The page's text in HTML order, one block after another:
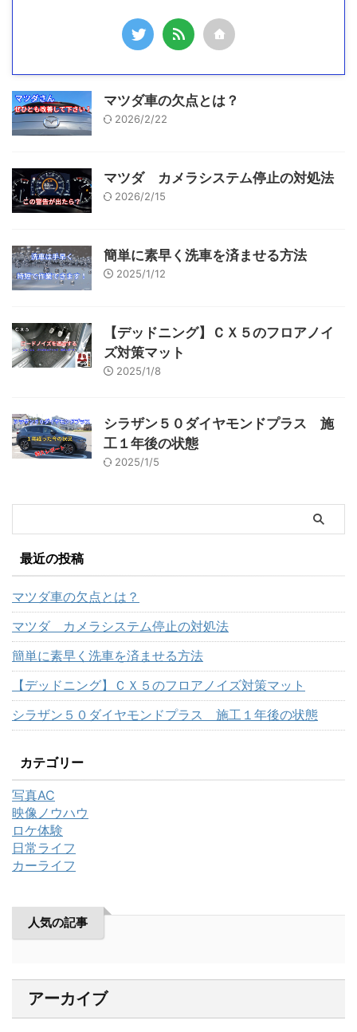
マツダ車の欠点とは？
2026/2/22
マツダ カメラシステム停止の対処法
2026/2/15
簡単に素早く洗車を済ませる方法
2025/1/12
【デッドニング】ＣＸ５のフロアノイ
ズ対策マット
2025/1/8
シラザン５０ダイヤモンドプラス 施
工１年後の状態
2025/1/5
最近の投稿
マツダ車の欠点とは？
マツダ カメラシステム停止の対処法
簡単に素早く洗車を済ませる方法
【デッドニング】ＣＸ５のフロアノイズ対策マット
シラザン５０ダイヤモンドプラス 施工１年後の状態
カテゴリー
写真AC
映像ノウハウ
ロケ体験
日常ライフ
カーライフ
人気の記事
アーカイブ